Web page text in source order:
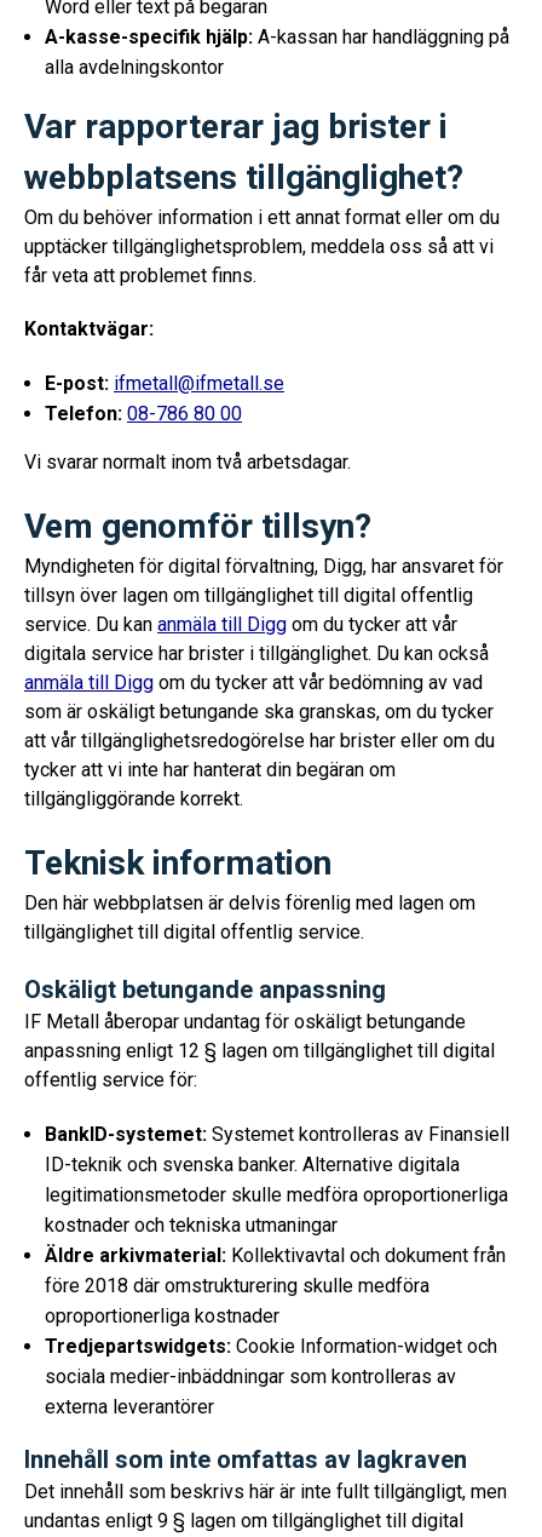
Word eller text på begäran
A-kasse-specifik hjälp: A-kassan har handläggning på
alla avdelningskontor
Var rapporterar jag brister i
webbplatsens tillgänglighet?
Om du behöver information i ett annat format eller om du
upptäcker tillgänglighetsproblem, meddela oss så att vi
får veta att problemet finns.
Kontaktvägar:
E-post: ifmetall@ifmetall.se
Telefon: 08-786 80 00
Vi svarar normalt inom två arbetsdagar.
Vem genomför tillsyn?
Myndigheten för digital förvaltning, Digg, har ansvaret för
tillsyn över lagen om tillgänglighet till digital offentlig
service. Du kan anmäla till Digg om du tycker att vår
digitala service har brister i tillgänglighet. Du kan också
anmäla till Digg om du tycker att vår bedömning av vad
som är oskäligt betungande ska granskas, om du tycker
att vår tillgänglighetsredogörelse har brister eller om du
tycker att vi inte har hanterat din begäran om
tillgängliggörande korrekt.
Teknisk information
Den här webbplatsen är delvis förenlig med lagen om
tillgänglighet till digital offentlig service.
Oskäligt betungande anpassning
IF Metall åberopar undantag för oskäligt betungande
anpassning enligt 12 § lagen om tillgänglighet till digital
offentlig service för:
BankID-systemet: Systemet kontrolleras av Finansiell
ID-teknik och svenska banker. Alternative digitala
legitimationsmetoder skulle medföra oproportionerliga
kostnader och tekniska utmaningar
Äldre arkivmaterial: Kollektivavtal och dokument från
före 2018 där omstrukturering skulle medföra
oproportionerliga kostnader
Tredjepartswidgets: Cookie Information-widget och
sociala medier-inbäddningar som kontrolleras av
externa leverantörer
Innehåll som inte omfattas av lagkraven
Det innehåll som beskrivs här är inte fullt tillgängligt, men
undantas enligt 9 § lagen om tillgänglighet till digital